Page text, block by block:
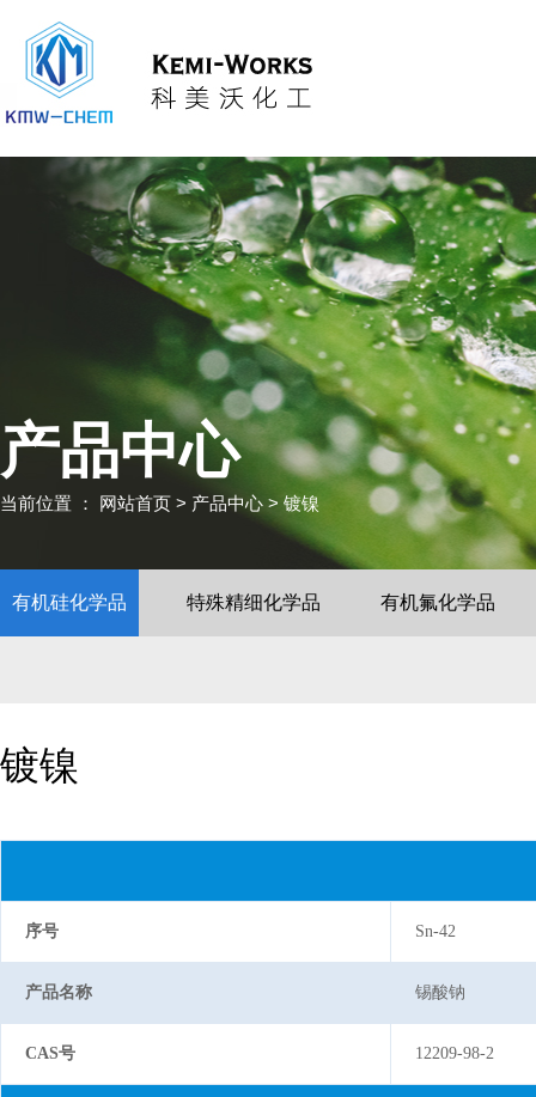
产品中心
当前位置 ： 网站首页 > 产品中心 > 镀镍
有机硅化学品 特殊精细化学品 有机氟化学品
镀镍
序号 Sn-42
产品名称 锡酸钠
CAS号 12209-98-2